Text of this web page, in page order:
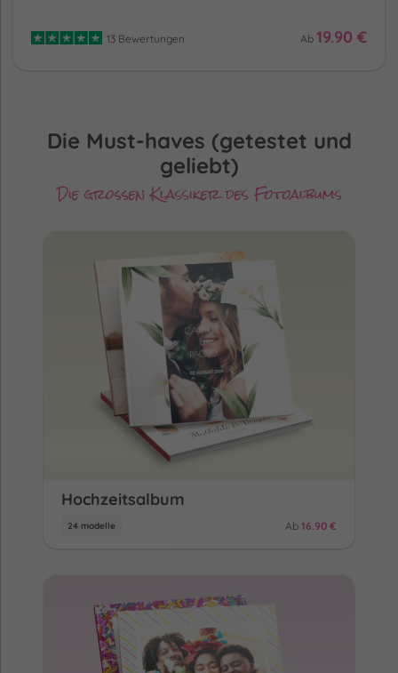
13 Bewertungen Ab 19.90 €
Die Must-haves (getestet und
geliebt)
Die großen Klassiker des Fotoalbums
Hochzeitsalbum
24 modelle Ab 16.90 €